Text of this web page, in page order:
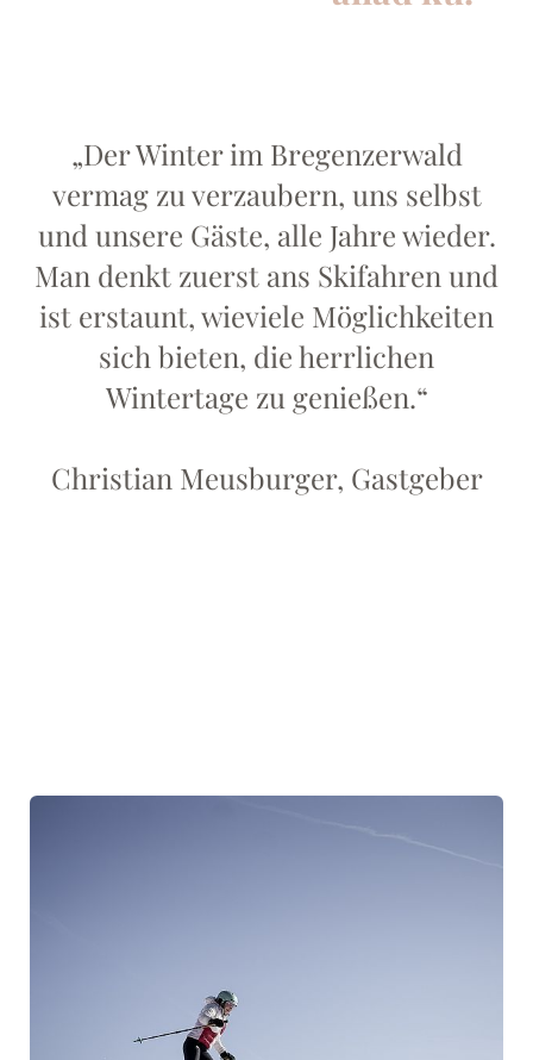
„Der Winter im Bregenzerwald
vermag zu verzaubern, uns selbst
und unsere Gäste, alle Jahre wieder.
Man denkt zuerst ans Skifahren und
ist erstaunt, wieviele Möglichkeiten
sich bieten, die herrlichen
Wintertage zu genießen.“
Christian Meusburger, Gastgeber